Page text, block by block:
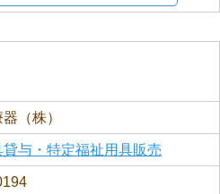
（株）
与・特定福祉用具販売